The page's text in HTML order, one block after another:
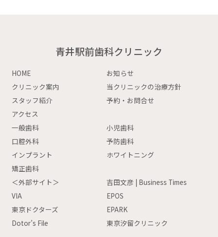
青井駅前歯科クリニック
HOME
お知らせ
クリニック案内
当クリニックの治療方針
スタッフ紹介
予約・お問合せ
アクセス
一般歯科
小児歯科
口腔外科
予防歯科
インプラント
ホワイトニング
矯正歯科
＜外部サイト＞
吉田文彦 | Business Times
VIA
EPOS
東京ドクターズ
EPARK
Dotor’s File
東京汐留クリニック